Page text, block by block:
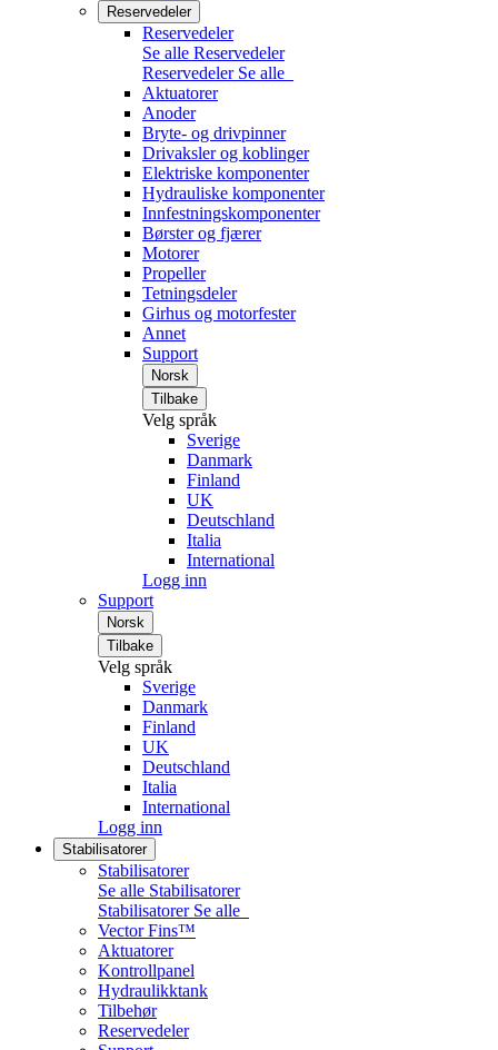
Reservedeler
Reservedeler
Se alle Reservedeler
Reservedeler Se alle
Aktuatorer
Anoder
Bryte- og drivpinner
Drivaksler og koblinger
Elektriske komponenter
Hydrauliske komponenter
Innfestningskomponenter
Børster og fjærer
Motorer
Propeller
Tetningsdeler
Girhus og motorfester
Annet
Support
Norsk
Tilbake
Velg språk
Sverige
Danmark
Finland
UK
Deutschland
Italia
International
Logg inn
Support
Norsk
Tilbake
Velg språk
Sverige
Danmark
Finland
UK
Deutschland
Italia
International
Logg inn
Stabilisatorer
Stabilisatorer
Se alle Stabilisatorer
Stabilisatorer Se alle
Vector Fins™
Aktuatorer
Kontrollpanel
Hydraulikktank
Tilbehør
Reservedeler